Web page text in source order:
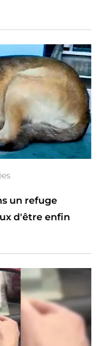
un refuge
d'être enfin